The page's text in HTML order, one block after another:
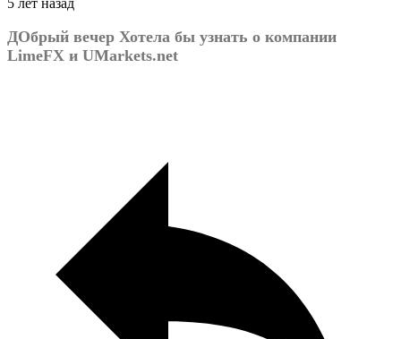
ДОбрый вечер Хотела бы узнать о компании
LimeFX и UMarkets.net